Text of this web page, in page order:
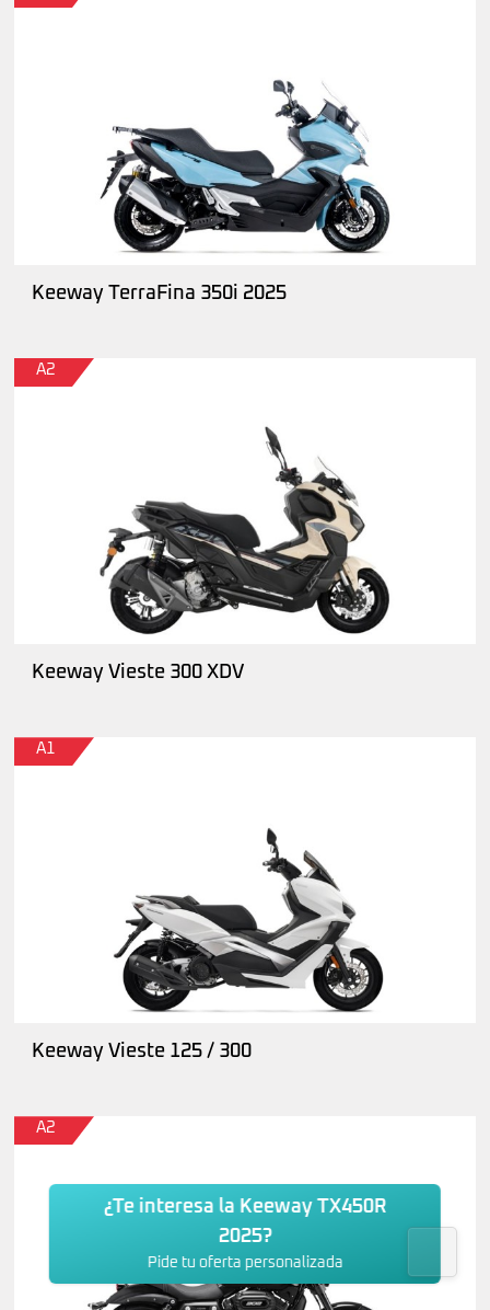
Keeway TerraFina 350i 2025
A2
Keeway Vieste 300 XDV
A1
Keeway Vieste 125 / 300
A2
¿Te interesa la Keeway TX450R
2025?
Pide tu oferta personalizada